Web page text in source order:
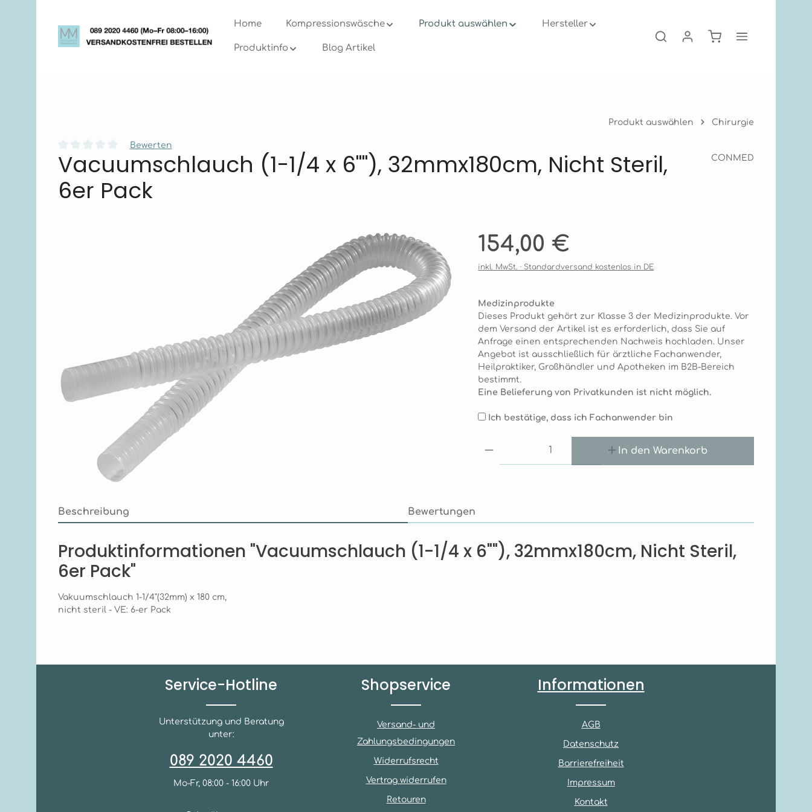
Home Kompressionswäsche Produkt auswählen Hersteller
Produktinfo Blog Artikel
Warenkorb enthält
Produkt auswählen Chirurgie
Durchschnittliche Bewertung von 0 von 5 Sternen
Bewerten
Vacuumschlauch (1-1/4 x 6""), 32mmx180cm, Nicht Steril,
6er Pack
CONMED
Regulärer Preis:
154,00 €
inkl. MwSt. · Standardversand kostenlos in DE
Medizinprodukte
Dieses Produkt gehört zur Klasse 3 der Medizinprodukte. Vor
dem Versand der Artikel ist es erforderlich, dass Sie auf
Anfrage einen entsprechenden Nachweis hochladen. Unser
Angebot ist ausschließlich für ärztliche Fachanwender,
Heilpraktiker, Großhändler und Apotheken im B2B-Bereich
bestimmt.
Eine Belieferung von Privatkunden ist nicht möglich.
Ich bestätige, dass ich Fachanwender bin
Produkt Anzahl: Gib den gewünschten
In den Warenkorb
Beschreibung Bewertungen
Produktinformationen "Vacuumschlauch (1-1/4 x 6""), 32mmx180cm, Nicht Steril,
6er Pack"
Vakuumschlauch 1-1/4"(32mm) x 180 cm,
nicht steril - VE: 6-er Pack
Service-Hotline
Unterstützung und Beratung
unter:
089 2020 4460
Mo-Fr, 08:00 - 16:00 Uhr
Shopservice
Versand- und
Zahlungsbedingungen
Widerrufsrecht
Vertrag widerrufen
Retouren
Informationen
AGB
Datenschutz
Barrierefreiheit
Impressum
Kontakt